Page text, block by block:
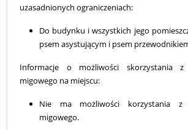
uzasadnionych ograniczeniach:
Do budynku i wszystkich jego
psem asystującym i psem
Informacje o możliwości skorzystania z
migowego na miejscu:
Nie ma możliwości korzystania z
migowego.